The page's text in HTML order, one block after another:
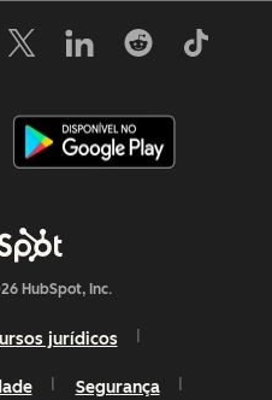
HubSpot, Inc.
jurídicos
Segurança